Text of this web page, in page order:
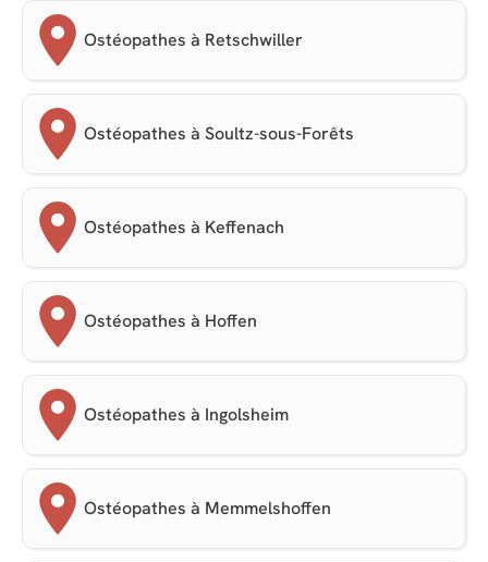
Ostéopathes à Retschwiller
Ostéopathes à Soultz-sous-Forêts
Ostéopathes à Keffenach
Ostéopathes à Hoffen
Ostéopathes à Ingolsheim
Ostéopathes à Memmelshoffen